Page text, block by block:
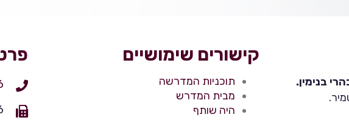
בנימין.
קישורים שימושיים
תוכניות המדרשה
מבית המדרש
היה שותף